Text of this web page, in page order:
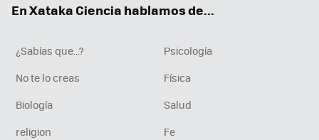
En Xataka Ciencia hablamos de...
¿Sabías que...?
Psicología
No te lo creas
Física
Biología
Salud
religion
Fe